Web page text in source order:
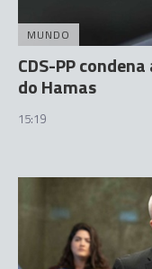
MUNDO
CDS-PP
do Hamas
15:19